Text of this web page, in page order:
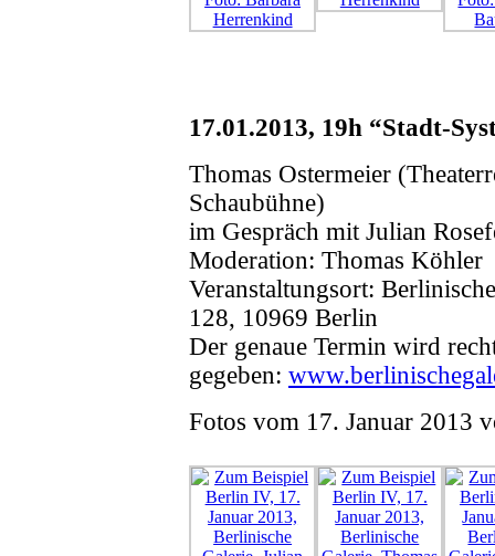
17.01.2013, 19h “Stadt-
Thomas Ostermeier
Schaubühne)
im Gespräch mit Julian
Moderation: Thomas Köhler
Veranstaltungsort:
128, 10969 Berlin
Der genaue Termin wird
gegeben:
Fotos vom 17. Januar 2013